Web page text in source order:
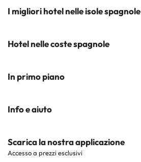
Iscrivetevi alla nostra newsletter
Hotel a Salou
Hotel a Cádiz
I migliori hotel nelle isole spagnole
Hotel a Tenerife
Hotel a Maiorca
Hotel nelle coste spagnole
Costa del Sol
Costa Brava
Costa de la Luz
In primo piano
Hotel nelle città più popolari
Hotel nelle regioni più popolari
Info e aiuto
Contattaci
Sito corporate
Scarica la nostra applicazione
Accesso a prezzi esclusivi